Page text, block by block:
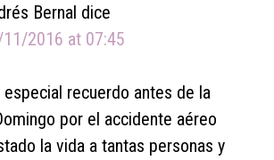
Bernal dice
2016 at 07:45
especial recuerdo antes de la
por el accidente aéreo
la vida a tantas personas y